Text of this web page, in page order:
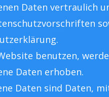
Daten vertraulich
benutzen,
Daten erhoben.
Daten sind Daten,